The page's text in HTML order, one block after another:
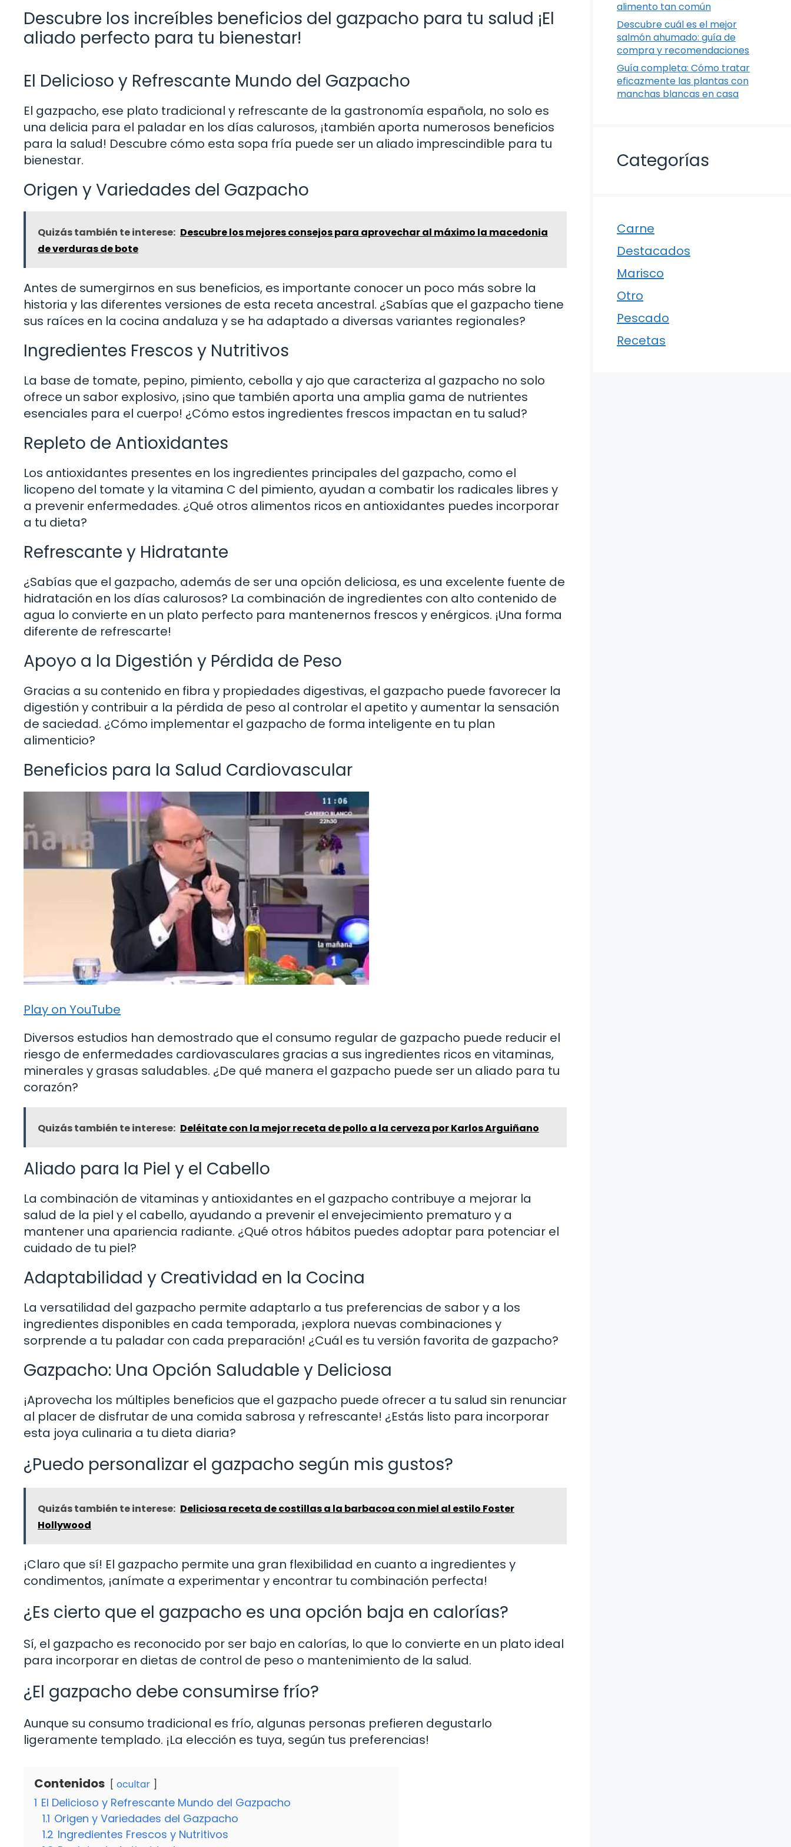
Descubre los increíbles beneficios del gazpacho para tu salud ¡El
aliado perfecto para tu bienestar!
El Delicioso y Refrescante Mundo del Gazpacho
El gazpacho, ese plato tradicional y refrescante de la gastronomía española, no solo es
una delicia para el paladar en los días calurosos, ¡también aporta numerosos beneficios
para la salud! Descubre cómo esta sopa fría puede ser un aliado imprescindible para tu
bienestar.
Origen y Variedades del Gazpacho
Quizás también te interese: Descubre los mejores consejos para aprovechar al máximo la macedonia
de verduras de bote
Antes de sumergirnos en sus beneficios, es importante conocer un poco más sobre la
historia y las diferentes versiones de esta receta ancestral. ¿Sabías que el gazpacho tiene
sus raíces en la cocina andaluza y se ha adaptado a diversas variantes regionales?
Ingredientes Frescos y Nutritivos
La base de tomate, pepino, pimiento, cebolla y ajo que caracteriza al gazpacho no solo
ofrece un sabor explosivo, ¡sino que también aporta una amplia gama de nutrientes
esenciales para el cuerpo! ¿Cómo estos ingredientes frescos impactan en tu salud?
Repleto de Antioxidantes
Los antioxidantes presentes en los ingredientes principales del gazpacho, como el
licopeno del tomate y la vitamina C del pimiento, ayudan a combatir los radicales libres y
a prevenir enfermedades. ¿Qué otros alimentos ricos en antioxidantes puedes incorporar
a tu dieta?
Refrescante y Hidratante
¿Sabías que el gazpacho, además de ser una opción deliciosa, es una excelente fuente de
hidratación en los días calurosos? La combinación de ingredientes con alto contenido de
agua lo convierte en un plato perfecto para mantenernos frescos y enérgicos. ¡Una forma
diferente de refrescarte!
Apoyo a la Digestión y Pérdida de Peso
Gracias a su contenido en fibra y propiedades digestivas, el gazpacho puede favorecer la
digestión y contribuir a la pérdida de peso al controlar el apetito y aumentar la sensación
de saciedad. ¿Cómo implementar el gazpacho de forma inteligente en tu plan
alimenticio?
Beneficios para la Salud Cardiovascular
Play on YouTube
Diversos estudios han demostrado que el consumo regular de gazpacho puede reducir el
riesgo de enfermedades cardiovasculares gracias a sus ingredientes ricos en vitaminas,
minerales y grasas saludables. ¿De qué manera el gazpacho puede ser un aliado para tu
corazón?
Quizás también te interese: Deléitate con la mejor receta de pollo a la cerveza por Karlos Arguiñano
Aliado para la Piel y el Cabello
La combinación de vitaminas y antioxidantes en el gazpacho contribuye a mejorar la
salud de la piel y el cabello, ayudando a prevenir el envejecimiento prematuro y a
mantener una apariencia radiante. ¿Qué otros hábitos puedes adoptar para potenciar el
cuidado de tu piel?
Adaptabilidad y Creatividad en la Cocina
La versatilidad del gazpacho permite adaptarlo a tus preferencias de sabor y a los
ingredientes disponibles en cada temporada, ¡explora nuevas combinaciones y
sorprende a tu paladar con cada preparación! ¿Cuál es tu versión favorita de gazpacho?
Gazpacho: Una Opción Saludable y Deliciosa
¡Aprovecha los múltiples beneficios que el gazpacho puede ofrecer a tu salud sin renunciar
al placer de disfrutar de una comida sabrosa y refrescante! ¿Estás listo para incorporar
esta joya culinaria a tu dieta diaria?
¿Puedo personalizar el gazpacho según mis gustos?
Quizás también te interese: Deliciosa receta de costillas a la barbacoa con miel al estilo Foster
Hollywood
¡Claro que sí! El gazpacho permite una gran flexibilidad en cuanto a ingredientes y
condimentos, ¡anímate a experimentar y encontrar tu combinación perfecta!
¿Es cierto que el gazpacho es una opción baja en calorías?
Sí, el gazpacho es reconocido por ser bajo en calorías, lo que lo convierte en un plato ideal
para incorporar en dietas de control de peso o mantenimiento de la salud.
¿El gazpacho debe consumirse frío?
Aunque su consumo tradicional es frío, algunas personas prefieren degustarlo
ligeramente templado. ¡La elección es tuya, según tus preferencias!
Contenidos ocultar
1 El Delicioso y Refrescante Mundo del Gazpacho
1.1 Origen y Variedades del Gazpacho
1.2 Ingredientes Frescos y Nutritivos
alimento tan común
Descubre cuál es el mejor
salmón ahumado: guía de
compra y recomendaciones
Guía completa: Cómo tratar
eficazmente las plantas con
manchas blancas en casa
Categorías
Carne
Destacados
Marisco
Otro
Pescado
Recetas